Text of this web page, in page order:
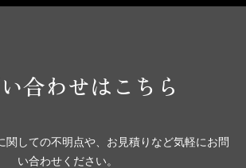
合わせはこちら
関しての不明点や、お見積りなど気軽にお問
い合わせください。